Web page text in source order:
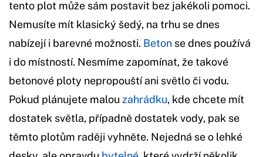
tento plot může sám postavit bez jakékoli pomoci.
Nemusíte mít klasický šedý, na trhu se dnes
nabízejí i barevné možnosti. Beton se dnes používá
i do místností. Nesmíme zapomínat, že takové
betonové ploty nepropouští ani světlo či vodu.
Pokud plánujete malou zahrádku, kde chcete mít
dostatek světla, případně dostatek vody, pak se
těmto plotům raději vyhněte. Nejedná se o lehké